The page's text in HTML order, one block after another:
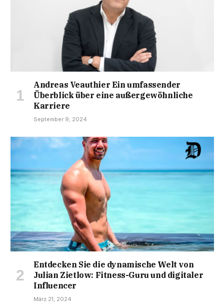
Andreas Veauthier Ein umfassender
Überblick über eine außergewöhnliche
Karriere
September 9, 2024
Entdecken Sie die dynamische Welt von
Julian Zietlow: Fitness-Guru und digitaler
Influencer
März 21, 2024